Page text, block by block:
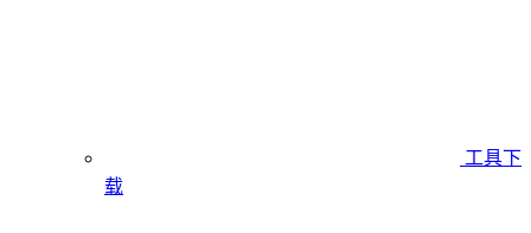
工具下
载